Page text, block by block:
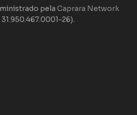
pela Caprara Network
26).